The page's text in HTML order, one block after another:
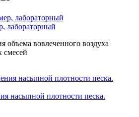
лабораторный
объема вовлеченного воздуха
смесей
насыпной плотности песка.